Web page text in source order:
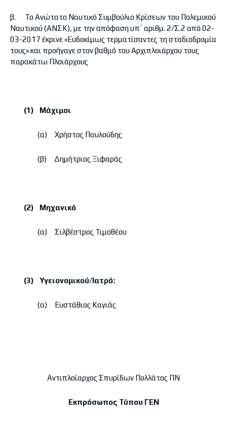
β. Το Ανώτατο Ναυτικό Συμβούλιο Κρίσεων του Πολεμικού
Ναυτικού (ΑΝΣΚ), με την απόφαση υπ΄ αριθμ. 2/Σ.2 από 02-
03-2017 έκρινε «Ευδοκίμως τερματίσαντες τη σταδιοδρομία
τους» και προήγαγε στον βαθμό του Αρχιπλοιάρχου τους
παρακάτω Πλοιάρχους
(1) Μάχιμοι
(α) Χρήστος Παυλούδης
(β) Δημήτριος Ξιφαράς
(2) ​Μηχανικό
(α) Σιλβέστρος Τιμοθέου
(3) Υγειονομικού/Ιατρό:
(α) Ευστάθιος Καγιάς
Αντιπλοίαρχος Σπυρίδων Πολλάτος ΠΝ
Εκπρόσωπος Τύπου ΓΕΝ